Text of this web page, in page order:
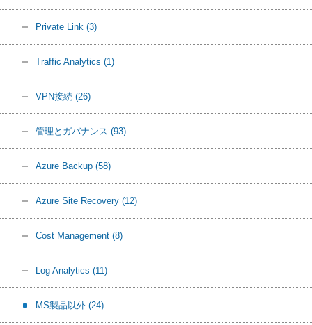
Private Link (3)
Traffic Analytics (1)
VPN接続 (26)
管理とガバナンス (93)
Azure Backup (58)
Azure Site Recovery (12)
Cost Management (8)
Log Analytics (11)
MS製品以外 (24)